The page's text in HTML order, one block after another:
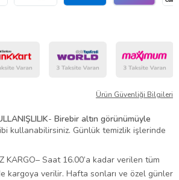
Ürün Güvenliği Bilgileri
- Birebir altın görünümüyle
kullanabilirsiniz. Günlük temizlik işlerinde
KARGO– Saat 16.00’a kadar verilen tüm
kargoya verilir. Hafta sonları ve özel günler